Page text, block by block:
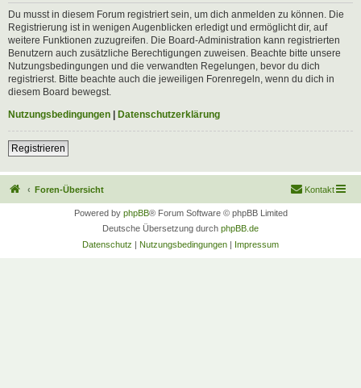
Du musst in diesem Forum registriert sein, um dich anmelden zu können. Die
Registrierung ist in wenigen Augenblicken erledigt und ermöglicht dir, auf
weitere Funktionen zuzugreifen. Die Board-Administration kann registrierten
Benutzern auch zusätzliche Berechtigungen zuweisen. Beachte bitte unsere
Nutzungsbedingungen und die verwandten Regelungen, bevor du dich
registrierst. Bitte beachte auch die jeweiligen Forenregeln, wenn du dich in
diesem Board bewegst.
Nutzungsbedingungen | Datenschutzerklärung
Registrieren
Foren-Übersicht Kontakt
Powered by phpBB® Forum Software © phpBB Limited
Deutsche Übersetzung durch phpBB.de
Datenschutz | Nutzungsbedingungen | Impressum